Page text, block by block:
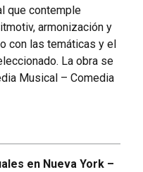
que contemple
armonización y
con las temáticas y el
La obra se
Musical – Comedia
en Nueva York –